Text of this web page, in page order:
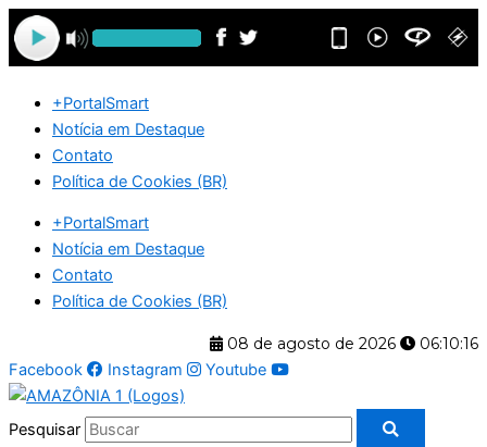
Ir
para
o
+PortalSmart
Notícia em Destaque
Contato
Política de Cookies (BR)
+PortalSmart
Notícia em Destaque
Contato
Política de Cookies (BR)
08 de agosto de 2026
06:10:16
Facebook
Instagram Youtube
Pesquisar